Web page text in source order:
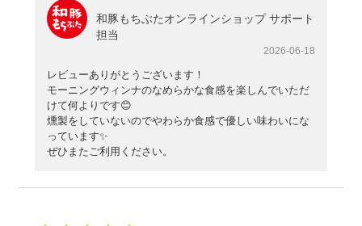
和豚もちぶたオンラインショップ サポート
担当
2026-06-18
レビューありがとうございます！
モーニングウィンナのなめらかな食感を楽しんでいただ
けて何よりです😊
燻製をしていないのでやわらか食感で優しい味わいにな
っています✨
ぜひまたご利用ください。